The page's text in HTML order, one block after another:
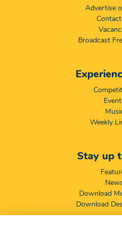
Advertise
Broadcast
Weekly
Stay up
Download
Download